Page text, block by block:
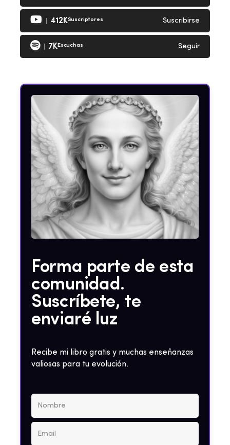
412KSuscriptores Suscribirse
7KEscuchas Seguir
Forma parte de esta
comunidad.
Suscríbete, te
enviaré luz
Recibe mi libro gratis y muchas enseñanzas
valiosas para tu evolución.